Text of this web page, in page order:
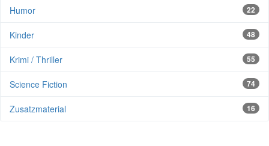
22
Humor
48
Kinder
55
Krimi / Thriller
74
Science Fiction
16
Zusatzmaterial